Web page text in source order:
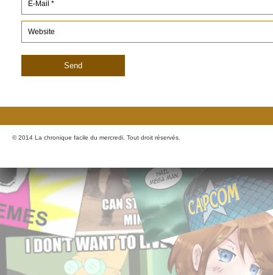
© 2014 La chronique facile du mercredi. Tout droit réservés.